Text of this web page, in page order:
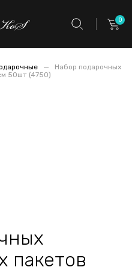
0
Набор подарочных
50шт (4750)
пакетов